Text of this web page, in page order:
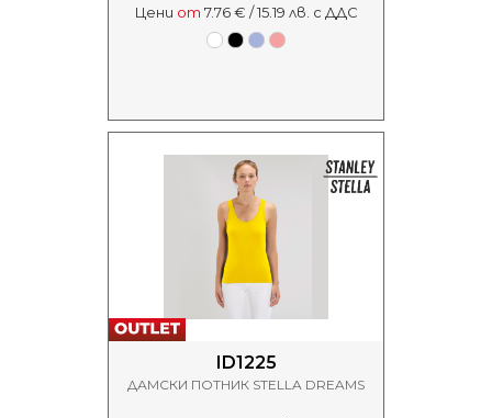
Цени от 7.76 € / 15.19 лв. с ДДС
ID1225
ДАМСКИ ПОТНИК STELLA DREAMS